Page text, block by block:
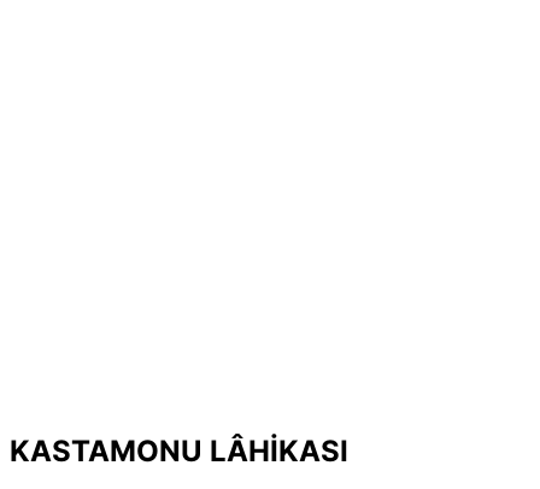
KASTAMONU LÂHİKASI